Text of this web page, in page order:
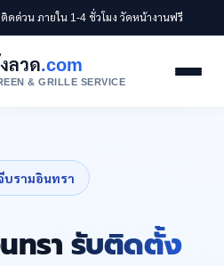
ดด่วน ภายใน 1-4 ชั่วโมง วัดหน้างานฟรี
ลวด.com
& GRILLE SERVICE
บรามอินทรา
ทรา รับติดตั้ง